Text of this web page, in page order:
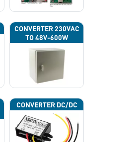
CONVERTER 230VAC
TO 48V-600W
CONVERTER DC/DC